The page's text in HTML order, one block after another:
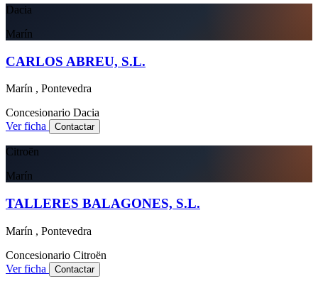
Dacia
Marín
CARLOS ABREU, S.L.
Marín , Pontevedra
Concesionario Dacia
Ver ficha
Contactar
Citroën
Marín
TALLERES BALAGONES, S.L.
Marín , Pontevedra
Concesionario Citroën
Ver ficha
Contactar